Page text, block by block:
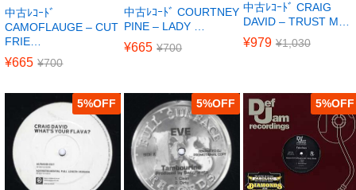
中古ﾚｺｰﾄﾞ
CAMOFLAUGE – CUT
FRIE…
¥665 ¥700
中古ﾚｺｰﾄﾞ COURTNEY
PINE – LADY …
¥665 ¥700
中古ﾚｺｰﾄﾞ CRAIG
DAVID – TRUST M…
¥979 ¥1,030
5% 5% 5%